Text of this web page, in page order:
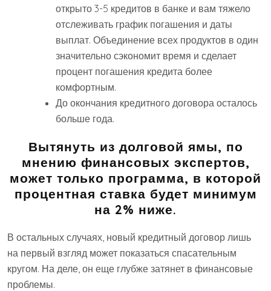
открыто 3-5 кредитов в банке и вам тяжело
отслеживать график погашения и даты
выплат. Объединение всех продуктов в один
значительно сэкономит время и сделает
процент погашения кредита более
комфортным.
До окончания кредитного договора осталось
больше года.
Вытянуть из долговой ямы, по
мнению финансовых экспертов,
может только программа, в которой
процентная ставка будет минимум
на 2% ниже.
В остальных случаях, новый кредитный договор лишь
на первый взгляд может показаться спасательным
кругом. На деле, он еще глубже затянет в финансовые
проблемы.